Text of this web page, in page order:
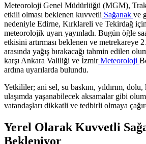
Meteoroloji Genel Müdürlüğü (MGM),
etkili olması beklenen kuvvetli Sağanak ve
nedeniyle Edirne, Kırklareli ve Tekirdağ
meteorolojik uyarı yayınladı. Bugün öğle
etkisini artırması beklenen ve metrekareye
arasında yağış bırakacağı tahmin edilen
karşı Ankara Valiliği ve İzmirMeteoroloji
ardına uyarılarda bulundu.
Yetkililer; ani sel, su baskını, yıldırım,
ulaşımda yaşanabilecek aksamalar gibi
vatandaşları dikkatli ve tedbirli olmaya
Yerel Olarak Kuvvetli
Bekleniyor